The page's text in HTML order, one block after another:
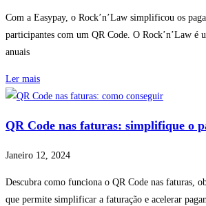
Com a Easypay, o Rock’n’Law simplificou os
participantes com um QR Code. O Rock’n’Law é
anuais
Ler mais
QR Code nas faturas: simplifique o
Janeiro 12, 2024
Descubra como funciona o QR Code nas faturas,
que permite simplificar a faturação e acelerar